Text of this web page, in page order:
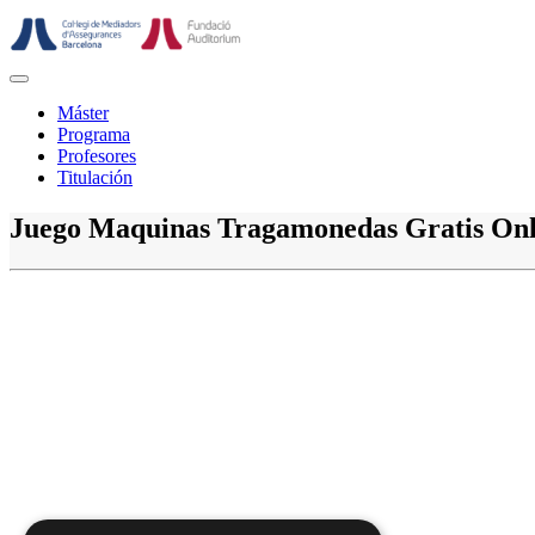
Saltar
al
Botón
abrir
Máster
Programa
Profesores
Titulación
Botón
de
Juego Maquinas Tragamonedas Gratis